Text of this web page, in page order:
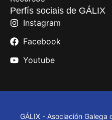
Perfís sociais de GÁLIX
Instagram
Facebook
Youtube
GÁLIX - Asociación